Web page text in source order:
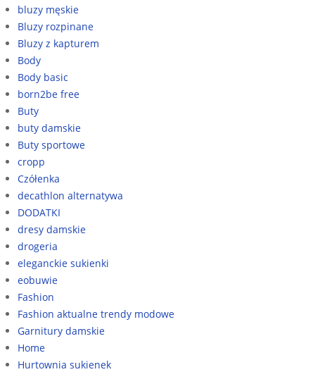
bluzy męskie
Bluzy rozpinane
Bluzy z kapturem
Body
Body basic
born2be free
Buty
buty damskie
Buty sportowe
cropp
Czółenka
decathlon alternatywa
DODATKI
dresy damskie
drogeria
eleganckie sukienki
eobuwie
Fashion
Fashion aktualne trendy modowe
Garnitury damskie
Home
Hurtownia sukienek